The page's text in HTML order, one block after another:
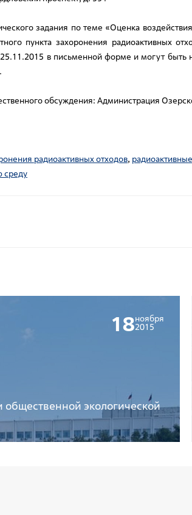
задания по теме «Оценка
пункта захоронения радиоактивных
в письменной форме и могут быть
обсуждения: Администрация
радиоактивных отходов,
среду
18ноября
2015
общественной экологической